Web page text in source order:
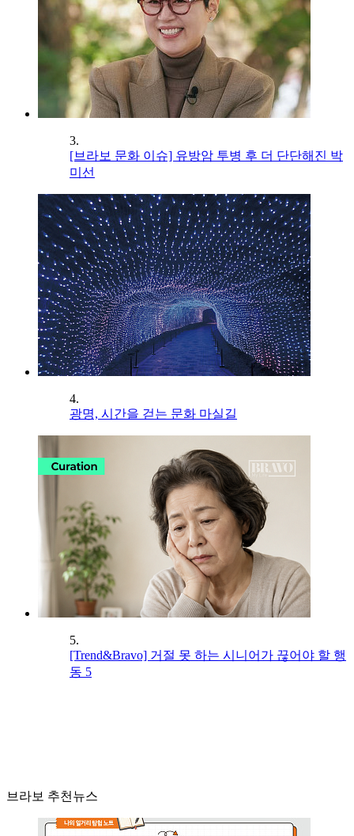
3.
[브라보 문화 이슈] 유방암 투병 후 더 단단해진 박
미선
4.
광명, 시간을 걷는 문화 마실길
5.
[Trend&Bravo] 거절 못 하는 시니어가 끊어야 할 행
동 5
브라보 추천뉴스